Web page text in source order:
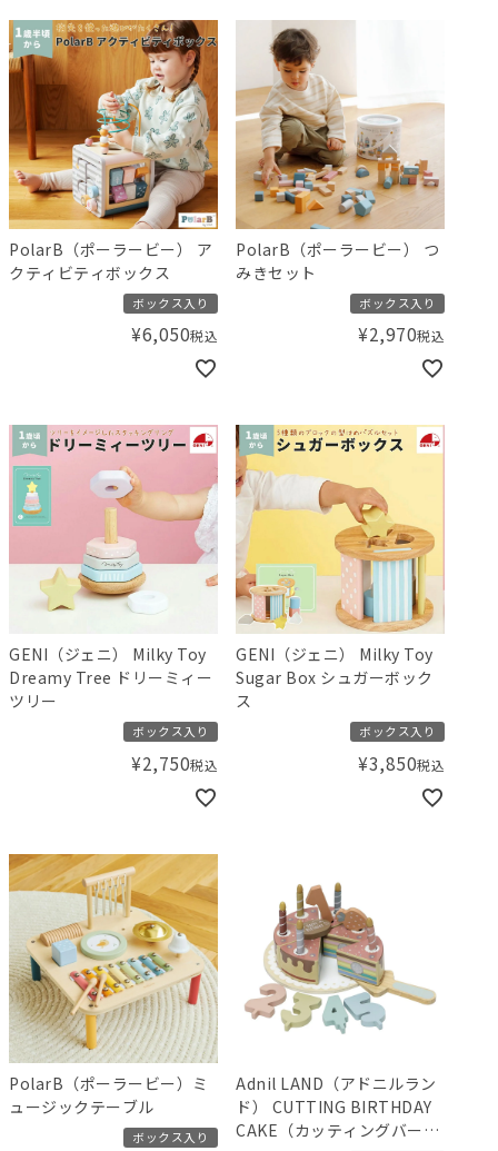
PolarB（ポーラービー） ア
クティビティボックス
ボックス入り
¥6,050税込
PolarB（ポーラービー） つ
みきセット
ボックス入り
¥2,970税込
GENI（ジェニ） Milky Toy
Dreamy Tree ドリーミィー
ツリー
ボックス入り
¥2,750税込
GENI（ジェニ） Milky Toy
Sugar Box シュガーボック
ス
ボックス入り
¥3,850税込
PolarB（ポーラービー）ミ
ュージックテーブル
ボックス入り
Adnil LAND（アドニルラン
ド） CUTTING BIRTHDAY
CAKE（カッティングバース